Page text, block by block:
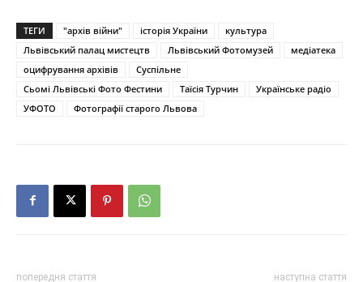
ТЕГИ "архів війни" історія України
культура
Львівський палац мистецтв
Львівський Фотомузей
медіатека
оцифрування архівів
Суспільне
Сьомі Львівські Фото Фестини
Таїсія Турчин
Українське радіо
УФОТО
Фотографії старого Львова
попередня стаття наступна стаття